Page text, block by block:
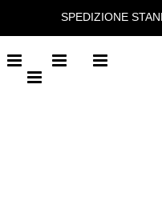
SPEDIZIONE
Open menuOpen menu
Open
Open menu